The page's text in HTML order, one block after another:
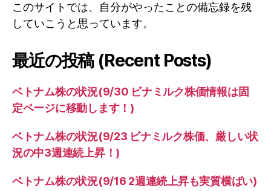
このサイトでは、自分がやったことの備忘録を残
していこうと思っています。
最近の投稿 (Recent Posts)
ベトナム株の状況(9/30 ビナミルク株価情報は固
定ページに移動します！)
ベトナム株の状況(9/23 ビナミルク株価、厳しい状
況の中3週連続上昇！)
ベトナム株の状況(9/16 2週連続上昇も実質横ばい)